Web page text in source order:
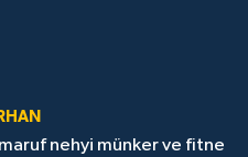
nehyi münker ve fitne